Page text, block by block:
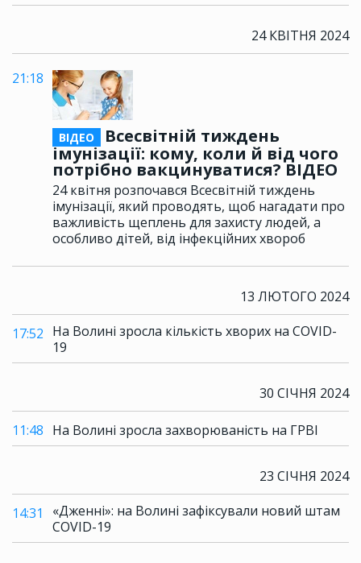
24 КВІТНЯ 2024
21:18
ВІДЕО
Всесвітній тиждень
імунізації: кому, коли й від чого
потрібно вакцинуватися? ВІДЕО
24 квітня розпочався Всесвітній тиждень
імунізації, який проводять, щоб нагадати про
важливість щеплень для захисту людей, а
особливо дітей, від інфекційних хвороб
13 ЛЮТОГО 2024
17:52 На Волині зросла кількість хворих на COVID-
19
30 СІЧНЯ 2024
11:48 На Волині зросла захворюваність на ГРВІ
23 СІЧНЯ 2024
14:31
«Дженні»: на Волині зафіксували новий штам
COVID-19